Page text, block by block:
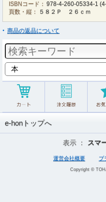
ISBNコード： 978-4-260-05334-1 (
頁数・縦：
５８２Ｐ ２６ｃｍ
商品の返品について
e-honトップへ
表示 ： スマ
運営会社概要 プ
Copyright ©